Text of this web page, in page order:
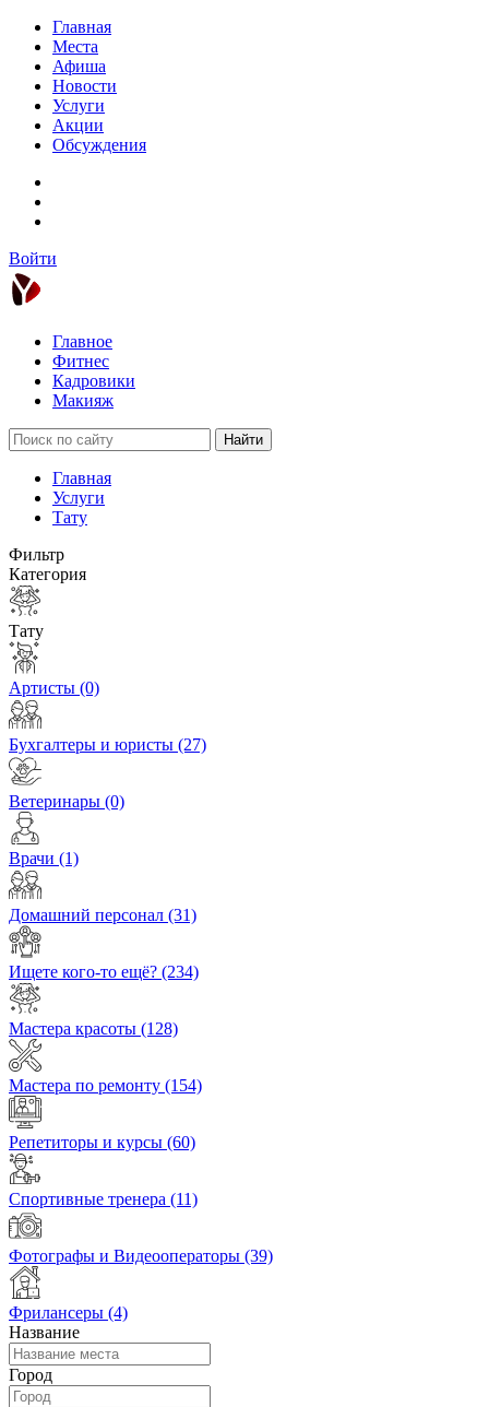
Главная
Места
Афиша
Новости
Услуги
Акции
Обсуждения
Войти
Главное
Фитнес
Кадровики
Макияж
Найти
Главная
Услуги
Тату
Фильтр
Категория
Тату
Артисты (0)
Бухгалтеры и юристы (27)
Ветеринары (0)
Врачи (1)
Домашний персонал (31)
Ищете кого-то ещё? (234)
Мастера красоты (128)
Мастера по ремонту (154)
Репетиторы и курсы (60)
Спортивные тренера (11)
Фотографы и Видеооператоры (39)
Фрилансеры (4)
Название
Город